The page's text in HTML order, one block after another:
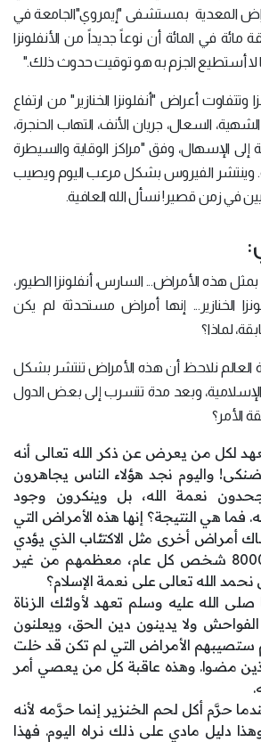
المعدية بمستشفى "إيمروي"الجامعة في
مائة في المائة أن نوعاً جديداً من الأنفلونزا
لا أستطيع الجزم به هو توقيت حدوث ذلك."
وتتفاوت أعراض "أنفلونزا الخنازير" من ارتفاع
السعال، جريان الأنف، التهاب الحنجرة،
إلى الإسهال، وفق "مراكز الوقاية والسيطرة
وينتشر الفيروس بشكل مرعب اليوم ويصيب
في زمن قصير! نسأل الله العافية.
هذه الأمراض... السارس، أنفلونزا الطيور،
الخنازير... إنها أمراض مستحدثة لم يكن
لماذا؟
العالم نلاحظ أن هذه الأمراض تنتشر بشكل
وبعد مدة تتسرب إلى بعض الدول
الأمر؟
لكل من يعرض عن ذكر الله تعالى أنه
واليوم نجد هؤلاء الناس يجاهرون
نعمة الله، بل وينكرون وجود
فما هي النتيجة؟ إنها هذه الأمراض التي
أمراض أخرى مثل الاكتئاب الذي يؤدي
إلى انتحار 800000 شخص كل عام، معظمهم من غير
الله تعالى على نعمة الإسلام؟
صلى الله عليه وسلم تعهد لأولئك الزناة
الفواحش ولا يدينون دين الحق، ويعلنون
ستصيبهم الأمراض التي لم تكن قد خلت
مضوا. وهذه عاقبة كل من يعصي أمر
حرَّم أكل لحم الخنزير إنما حرَّمه لأنه
دليل مادي على ذلك نراه اليوم. فهذا